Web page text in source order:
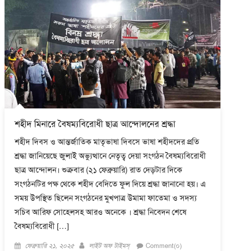
শহীদ মিনারে বৈষম্যবিরোধী ছাত্র আন্দোলনের শ্রদ্ধা
শহীদ দিবস ও আন্তর্জাতিক মাতৃভাষা দিবসে ভাষা শহীদদের প্রতি
শ্রদ্ধা জানিয়েছে জুলাই অভ্যুত্থানে নেতৃত্ব দেয়া সংগঠন বৈষম্যবিরোধী
ছাত্র আন্দোলন। শুক্রবার (২১ ফেব্রুয়ারি) রাত দেড়টার দিকে
সংগঠনটির পক্ষ থেকে শহীদ বেদিতে ফুল দিয়ে শ্রদ্ধা জানানো হয়। এ
সময় উপস্থিত ছিলেন সংগঠনের মুখপাত্র উমামা ফাতেমা ও সদস্য
সচিব আরিফ সোহেলসহ আরও অনেকে । শ্রদ্ধা নিবেদন শেষে
বৈষম্যবিরোধী […]
Posted
ফেব্রুয়ারি ২১, ২০২৫ Author
লাইট অফ টাইমস্ Comment(০)